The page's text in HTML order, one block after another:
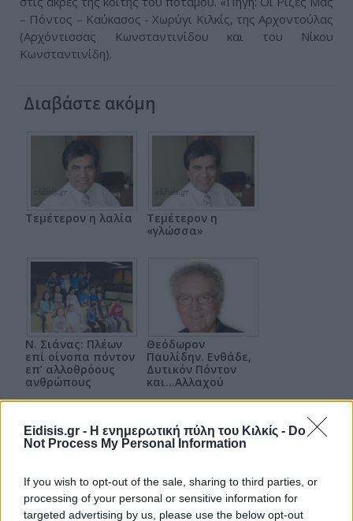
Eidisis.gr - Η ενημερωτική πύλη του Κιλκίς - Do
Not Process My Personal Information
If you wish to opt-out of the sale, sharing to third parties, or
processing of your personal or sensitive information for
targeted advertising by us, please use the below opt-out
– Πόντος – Καύκασος - Χωρύγι Κιλκίς, της Αρχοντούλας
(Αρχόντισσας Κωνσταντινίδου και του Νίκου
Κωνσταντινίδη).
Διαβάστε ακόμη
Τεμέτερον η λαλία
Τεμέτερον η
«γλώσσα»
N. Σιάνας: Πλέων
επί οίνοπα πόντον
επ’ αλλοθρόους
ανθρώπους
Θεόδωρον
Παυλίδην. Ενθάδε,
Δυτικόν Πόντον
και…Αλλαχού